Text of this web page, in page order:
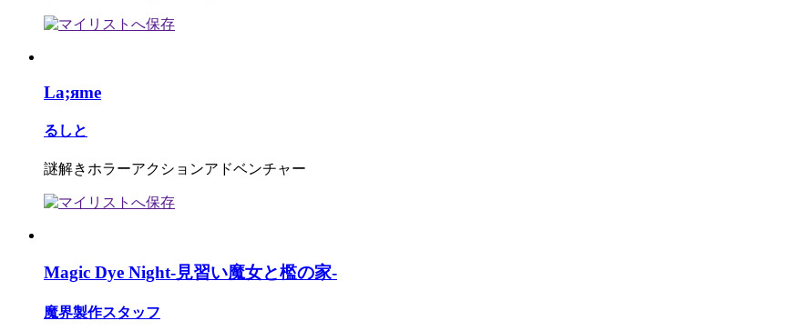
La;яme
るしと
謎解きホラーアクションアドベンチャー
Magic Dye Night-見習い魔女と檻の家-
魔界製作スタッフ